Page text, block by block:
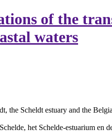
of the
waters
the Scheldt estuary and the
het Schelde-estuarium en